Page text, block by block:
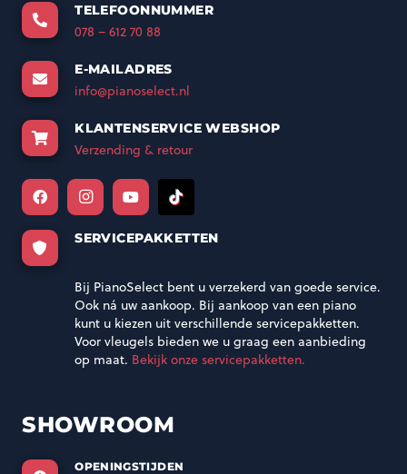
TELEFOONNUMMER
078 – 612 70 88
E-MAILADRES
info@pianoselect.nl
KLANTENSERVICE WEBSHOP
Verzending & retour
SERVICEPAKKETTEN
Bij PianoSelect bent u verzekerd van goede service.
Ook ná uw aankoop. Bij aankoop van een piano
kunt u kiezen uit verschillende servicepakketten.
Voor vleugels bieden we u graag een aanbieding
op maat. Bekijk onze servicepakketten.
SHOWROOM
OPENINGSTIJDEN